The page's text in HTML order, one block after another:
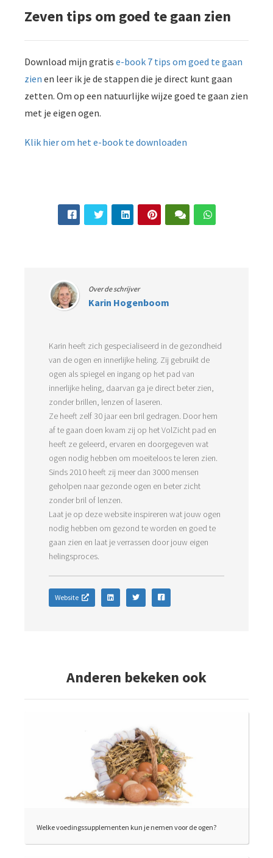
Zeven tips om goed te gaan zien
Download mijn gratis e-book 7 tips om goed te gaan
zien en leer ik je de stappen die je direct kunt gaan
zetten. Om op een natuurlijke wijze goed te gaan zien
met je eigen ogen.
Klik hier om het e-book te downloaden
Over de schrijver
Karin Hogenboom
Karin heeft zich gespecialiseerd in de gezondheid
van de ogen en innerlijke heling. Zij gebruikt de
ogen als spiegel en ingang op het pad van
innerlijke heling, daarvan ga je direct beter zien,
zonder brillen, lenzen of laseren.
Ze heeft zelf 30 jaar een bril gedragen. Door hem
af te gaan doen kwam zij op het VolZicht pad en
heeft ze geleerd, ervaren en doorgegeven wat
ogen nodig hebben om moeiteloos te leren zien.
Sinds 2010 heeft zij meer dan 3000 mensen
geholpen naar gezonde ogen en beter zicht
zonder bril of lenzen.
Laat je op deze website inspireren wat jouw ogen
nodig hebben om gezond te worden en goed te
gaan zien en laat je verrassen door jouw eigen
Website
Anderen bekeken ook
Welke voedingssupplementen kun je nemen voor de ogen?